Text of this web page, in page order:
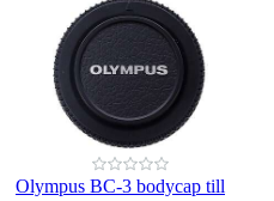
Olympus BC-3 bodycap till